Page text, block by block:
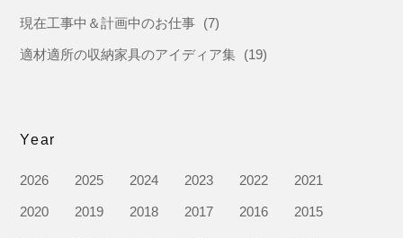
現在工事中＆計画中のお仕事 (7)
適材適所の収納家具のアイディア集 (19)
Year
2026 2025 2024 2023 2022 2021
2020 2019 2018 2017 2016 2015